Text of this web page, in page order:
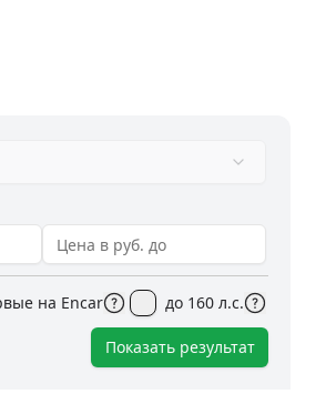
на Encar до 160 л.с.
Показать результат